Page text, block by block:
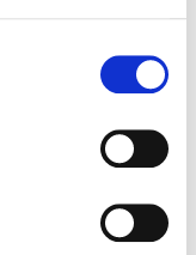
tematica